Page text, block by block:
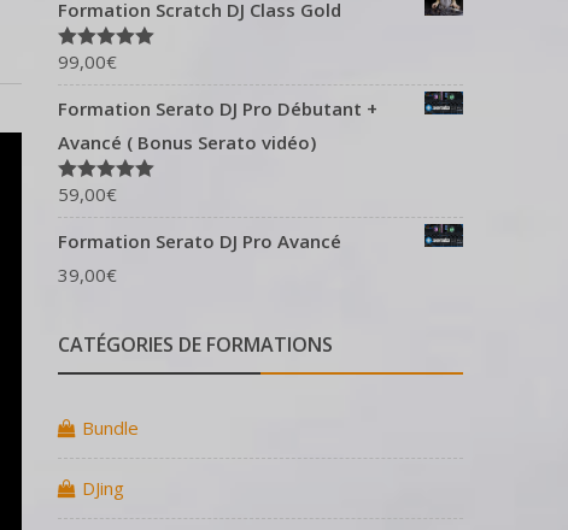
Formation Scratch DJ Class Gold
Note5.00
sur 5
99,00€
Formation Serato DJ Pro Débutant +
Avancé ( Bonus Serato vidéo)
Note5.00
sur 5
59,00€
Formation Serato DJ Pro Avancé
39,00€
CATÉGORIES DE FORMATIONS
Bundle
DJing